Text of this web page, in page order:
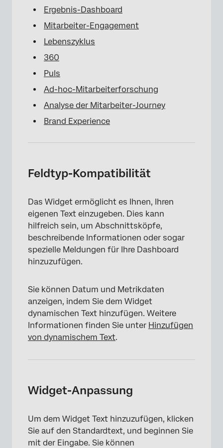
×
Ergebnis-Dashboard
Mitarbeiter-Engagement
Lebenszyklus
360
Puls
Ad-hoc-Mitarbeiterforschung
Analyse der Mitarbeiter-Journey
Brand Experience
Feldtyp-Kompatibilität
Das Widget ermöglicht es Ihnen, Ihren
eigenen Text einzugeben. Dies kann
hilfreich sein, um Abschnittsköpfe,
beschreibende Informationen oder sogar
spezielle Meldungen für Ihre Dashboard
hinzuzufügen.
Sie können Datum und Metrikdaten
anzeigen, indem Sie dem Widget
dynamischen Text hinzufügen. Weitere
Informationen finden Sie unter Hinzufügen
von dynamischem Text.
Widget-Anpassung
Um dem Widget Text hinzuzufügen, klicken
Sie auf den Standardtext, und beginnen Sie
mit der Eingabe. Sie können